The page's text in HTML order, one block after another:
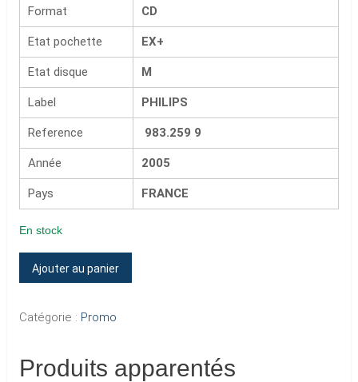
Format CD
Etat pochette EX+
Etat disque M
Label PHILIPS
Reference 983.259 9
Année 2005
Pays FRANCE
En stock
quantité
de
RELIGION
SON
Ajouter au panier
Catégorie : Promo
Produits apparentés